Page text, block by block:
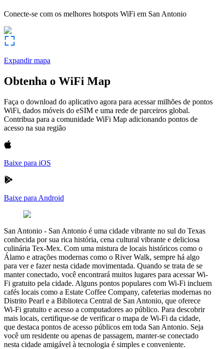
Conecte-se com os melhores hotspots WiFi em San Antonio
Expandir mapa
Obtenha o WiFi Map
Faça o download do aplicativo agora para acessar milhões de pontos
WiFi, dados móveis do eSIM e uma rede de parceiros global.
Contribua para a comunidade WiFi Map adicionando pontos de
acesso na sua região
Baixe para iOS
Baixe para Android
San Antonio - San Antonio é uma cidade vibrante no sul do Texas
conhecida por sua rica história, cena cultural vibrante e deliciosa
culinária Tex-Mex. Com uma mistura de locais históricos como o
Álamo e atrações modernas como o River Walk, sempre há algo
para ver e fazer nesta cidade movimentada. Quando se trata de se
manter conectado, você encontrará muitos lugares para acessar Wi-
Fi gratuito pela cidade. Alguns pontos populares com Wi-Fi incluem
cafés locais como a Estate Coffee Company, cafeterias modernas no
Distrito Pearl e a Biblioteca Central de San Antonio, que oferece
Wi-Fi gratuito e acesso a computadores ao público. Para descobrir
mais locais, certifique-se de verificar o mapa de Wi-Fi da cidade,
que destaca pontos de acesso públicos em toda San Antonio. Seja
você um residente ou apenas de passagem, manter-se conectado
nesta cidade amigável à tecnologia é simples e conveniente.